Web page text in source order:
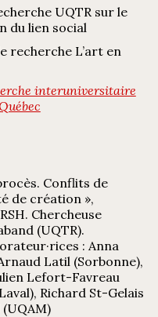
UQTR sur le
du lien social
recherche L’art en
interuniversitaire
Conflits de
de création »,
Chercheuse
(UQTR).
: Anna
Latil (Sorbonne),
Lefort-Favreau
Richard St-Gelais